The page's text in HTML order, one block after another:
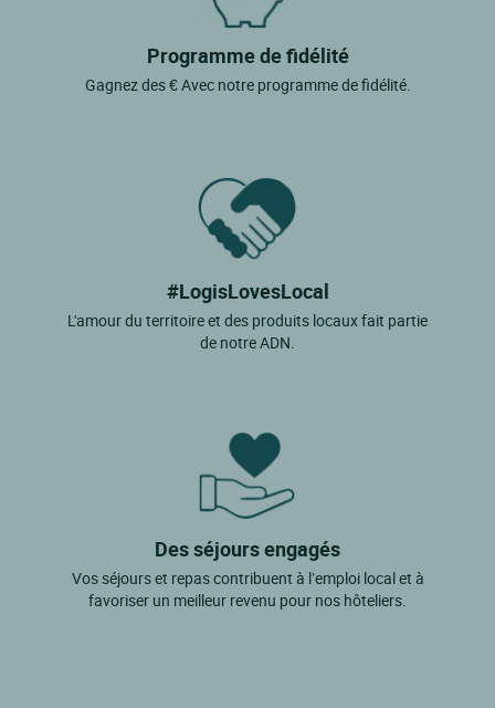
Programme de fidélité
Gagnez des € Avec notre programme de fidélité.
#LogisLovesLocal
L'amour du territoire et des produits locaux fait partie
de notre ADN.
Des séjours engagés
Vos séjours et repas contribuent à l’emploi local et à
favoriser un meilleur revenu pour nos hôteliers.